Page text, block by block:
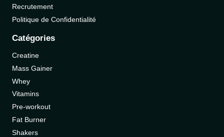
Recrutement
Politique de Confidentialité
Catégories
Creatine
Mass Gainer
Whey
Vitamins
Pre-workout
Fat Burner
Shakers